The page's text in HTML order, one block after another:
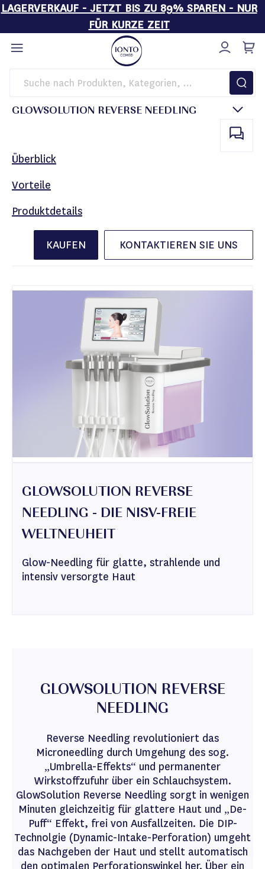
LAGERVERKAUF - JETZT BIS ZU 89% SPAREN - NUR
FÜR KURZE ZEIT
Direkt
zum
Inhalt
Startseite Kosmetikgeräte GlowSolution Reverse Needling
GLOWSOLUTION REVERSE NEEDLING
Überblick
Vorteile
Produktdetails
KAUFEN KONTAKTIEREN SIE UNS
GLOWSOLUTION REVERSE
NEEDLING - DIE NISV-FREIE
WELTNEUHEIT
Glow-Needling für glatte, strahlende und
intensiv versorgte Haut
GLOWSOLUTION REVERSE
NEEDLING
Reverse Needling revolutioniert das
Microneedling durch Umgehung des sog.
„Umbrella-Effekts“ und permanenter
Wirkstoffzufuhr über ein Schlauchsystem.
GlowSolution Reverse Needling sorgt in wenigen
Minuten gleichzeitig für glattere Haut und „De-
Puff“ Effekt, frei von Ausfallzeiten. Die DIP-
Technolgie (Dynamic-Intake-Perforation) umgeht
das Nachgeben der Haut und stellt automatisch
den optimalen Perforationswinkel her. Über ein